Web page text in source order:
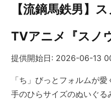
【流鏑馬鉄男】
TVアニメ『スノ
提供開始日: 2026-06-13
「ち」びっとフォルムが
手のひらサイズのぬいぐ